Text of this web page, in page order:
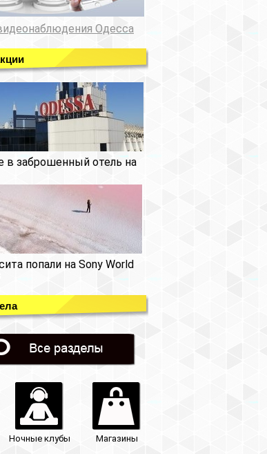
Одесса
в заброшенный отель на
попали на Sony World
Ночные клубы Магазины